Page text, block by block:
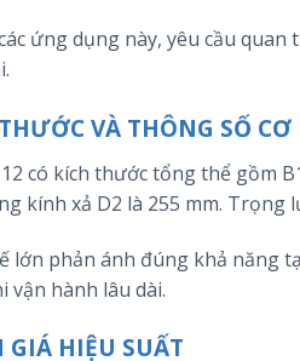
ứng dụng này, yêu cầu
VÀ THÔNG SỐ CƠ
có kích thước tổng thể gồm
kính xả D2 là 255 mm. Trọng
lớn phản ánh đúng khả năng
vận hành lâu dài.
HIỆU SUẤT